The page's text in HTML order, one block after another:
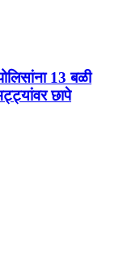
13 बळी
छापे